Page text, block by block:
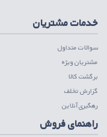
خدمات مشتریان
سوالات متداول
مشتریان ویژه
برگشت کالا
گزارش تخلف
رهگیری آنلاین
راهنمای فروش